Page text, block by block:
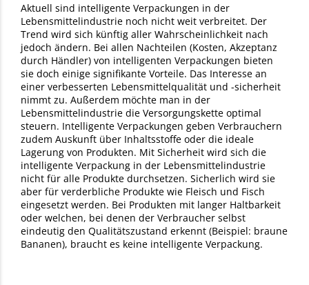
Aktuell sind intelligente Verpackungen in der
Lebensmittelindustrie noch nicht weit verbreitet. Der
Trend wird sich künftig aller Wahrscheinlichkeit nach
jedoch ändern. Bei allen Nachteilen (Kosten, Akzeptanz
durch Händler) von intelligenten Verpackungen bieten
sie doch einige signifikante Vorteile. Das Interesse an
einer verbesserten Lebensmittelqualität und -sicherheit
nimmt zu. Außerdem möchte man in der
Lebensmittelindustrie die Versorgungskette optimal
steuern. Intelligente Verpackungen geben Verbrauchern
zudem Auskunft über Inhaltsstoffe oder die ideale
Lagerung von Produkten. Mit Sicherheit wird sich die
intelligente Verpackung in der Lebensmittelindustrie
nicht für alle Produkte durchsetzen. Sicherlich wird sie
aber für verderbliche Produkte wie Fleisch und Fisch
eingesetzt werden. Bei Produkten mit langer Haltbarkeit
oder welchen, bei denen der Verbraucher selbst
eindeutig den Qualitätszustand erkennt (Beispiel: braune
Bananen), braucht es keine intelligente Verpackung.